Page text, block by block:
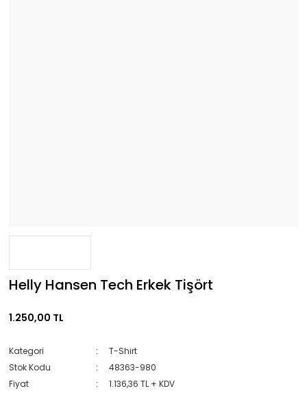
Helly Hansen Tech Erkek Tişört
1.250,00 TL
Kategori
T-Shirt
Stok Kodu
48363-980
Fiyat
1.136,36 TL + KDV